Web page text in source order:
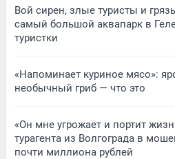
Вой сирен, злые туристы и
самый большой аквапарк в
туристки
«Напоминает куриное мясо»:
необычный гриб — что это
«Он мне угрожает и портит
турагента из Волгограда в
почти миллиона рублей